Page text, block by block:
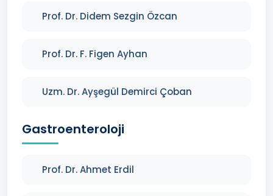
Prof. Dr. Didem Sezgin Özcan
Prof. Dr. F. Figen Ayhan
Uzm. Dr. Ayşegül Demirci Çoban
Gastroenteroloji
Prof. Dr. Ahmet Erdil